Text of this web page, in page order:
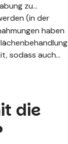
zu
(in der
haben
sodass auch
die